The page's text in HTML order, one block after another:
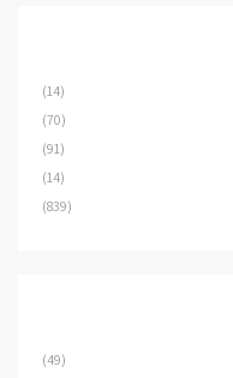
(14)
(70)
(91)
(14)
(839)
(49)